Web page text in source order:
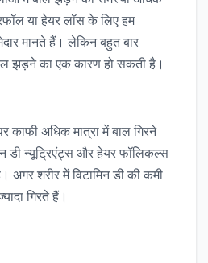
या हेयर लॉस के लिए हम
मानते हैं। लेकिन बहुत बार
झड़ने का एक कारण हो सकती है।
काफी अधिक मात्रा में बाल गिरने
डी न्यूट्रिएंट्स और हेयर फॉलिकल्स
अगर शरीर में विटामिन डी की कमी
गिरते हैं।